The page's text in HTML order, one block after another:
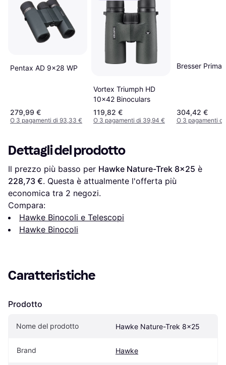
Pentax AD 9x28 WP
279,99 €
O 3 pagamenti di 93,33 €
Vortex Triumph HD
10x42 Binoculars
119,82 €
O 3 pagamenti di 39,94 €
Bresser
304,42 €
O 3 pagamenti di
Dettagli del prodotto
Il prezzo più basso per Hawke Nature-Trek 8x25
228,73 €. Questa è attualmente l'offerta più
economica tra 2 negozi.
Compara:
Hawke Binocoli e Telescopi
Hawke Binocoli
Caratteristiche
Prodotto
Nome del prodotto Hawke Nature-Trek 8x25
Brand Hawke